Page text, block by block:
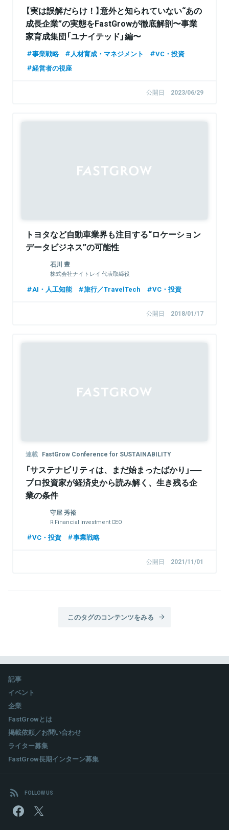
【実は誤解だらけ！】意外と知られていない“あの
成長企業”の実態をFastGrowが徹底解剖〜事業
家育成集団「ユナイテッド」編〜
事業戦略 人材育成・マネジメント
VC・投資
経営者の視座
公開日 2023/06/29
トヨタなど自動車業界も注目する“ロケーション
データビジネス”の可能性
石川 豊
株式会社ナイトレイ 代表取締役
AI・人工知能 旅行／TravelTech VC・投資
公開日 2018/01/17
連載 FastGrow Conference for SUSTAINABILITY
「サステナビリティは、まだ始まったばかり」──
プロ投資家が経済史から読み解く、生き残る企
業の条件
守屋 秀裕
R Financial Investment CEO
VC・投資 事業戦略
公開日 2021/11/01
このタグのコンテンツをみる
記事
イベント
企業
FastGrowとは
掲載依頼／お問い合わせ
ライター募集
FastGrow長期インターン募集
FOLLOW US